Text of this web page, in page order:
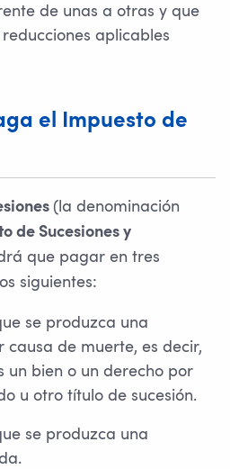
de unas a otras y que
aplicables
el Impuesto de
(la denominación
de Sucesiones y
que pagar en tres
siguientes:
se produzca una
causa de muerte, es decir,
un bien o un derecho por
u otro título de sucesión.
se produzca una